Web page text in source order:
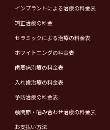
インプラントによる治療の料金表
矯正治療の料金
セラミックによる治療の料金表
ホワイトニングの料金表
歯周病治療の料金表
入れ歯治療の料金表
予防治療の料金表
顎関節・噛み合わせ治療の料金表
お支払い方法